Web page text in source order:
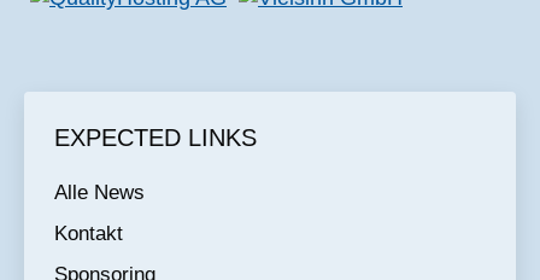
EXPECTED LINKS
Alle News
Kontakt
Sponsoring